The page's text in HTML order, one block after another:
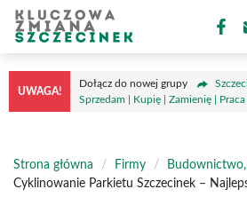
Przejdź
treści
UWAGA!
Dołącz do nowej grupy
Sprzedam | Kupię | Zamienię | Praca
Strona główna / Firmy /
Cyklinowanie Parkietu Szczecinek –